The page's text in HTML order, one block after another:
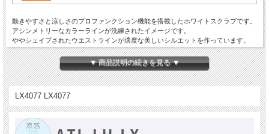
動きやすさと涼しさのプロファンクション機能を搭載したホワイトスクラブです。
アシンメトリーなカラーラインが洗練されたイメージです。
ややシェイプされたウエストラインが適度な美しいシルエットを作っています。
「エアーアームカット」を採用 ストレスフリーの動きやすさ！
身頃と袖が脇下で一体化しており、袖下にゆとりがあり体に沿うようになっていま
す。
腕は上げやすく、裾はめくれ上がりにくくなっています。
前屈みでも安全・安心 脇Wループ＆後ろポケット
Wループにして、PHS・ネームプレートをしっかりとめておける設計にしていま
▼ 商品説明の続きを見る ▼
LX4077 LX4077